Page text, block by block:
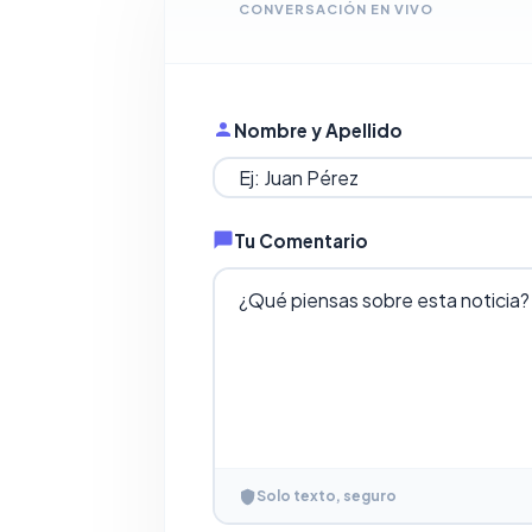
CONVERSACIÓN EN VIVO
Nombre y Apellido
Tu Comentario
Solo texto, seguro